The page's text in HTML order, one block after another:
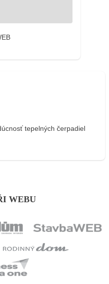
tepelných čerpadiel
WEBU